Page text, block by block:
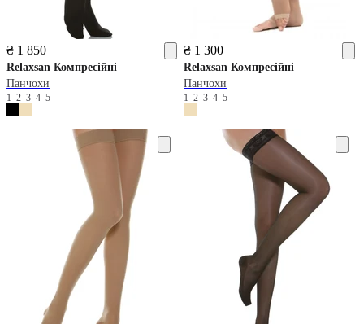
₴ 1 850
Relaxsan Компресійні
Панчохи
1 2 3 4 5
₴ 1 300
Relaxsan Компресійні
Панчохи
12345